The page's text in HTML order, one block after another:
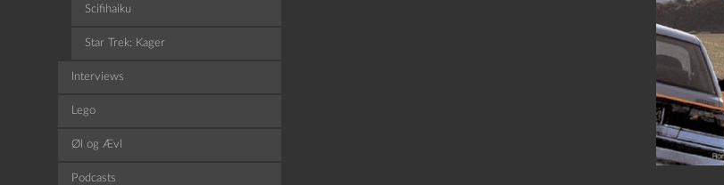
Scifihaiku
Star Trek: Kager
Interviews
Lego
Øl og Ævl
Podcasts